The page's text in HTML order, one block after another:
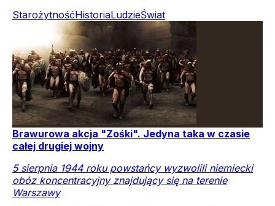
StarożytnośćHistoriaLudzieŚwiat
Brawurowa akcja "Zośki". Jedyna taka w czasie
całej drugiej wojny
5 sierpnia 1944 roku powstańcy wyzwolili niemiecki
obóz koncentracyjny znajdujący się na terenie
Warszawy